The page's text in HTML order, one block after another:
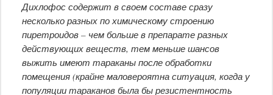
Дихлофос содержит в своем составе сразу
несколько разных по химическому строению
пиретроидов – чем больше в препарате разных
действующих веществ, тем меньше шансов
выжить имеют тараканы после обработки
помещения (крайне маловероятна ситуация, когда у
популяции тараканов была бы резистентность